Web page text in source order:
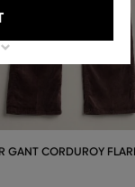
GANT CORDUROY